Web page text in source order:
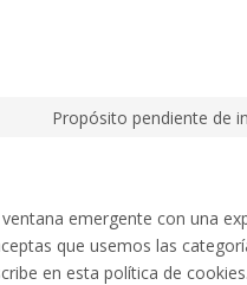
Propósito pendiente de
emergente con una
que usemos las
en esta política de